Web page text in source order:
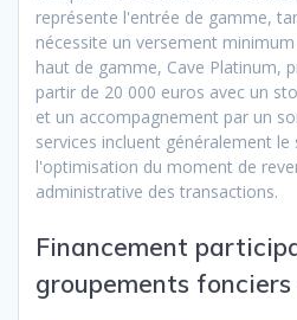
représente l'entrée de gamme,
nécessite un versement
haut de gamme, Cave Platinum,
partir de 20 000 euros avec un
et un accompagnement par un
services incluent généralement le
l'optimisation du moment de
administrative des transactions.
Financement
groupements